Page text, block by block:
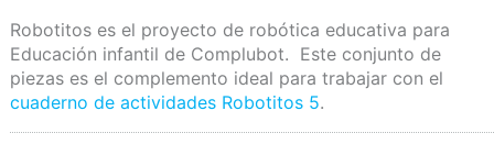
Robotitos es el proyecto de robótica educativa para
Educación infantil de Complubot. Este conjunto de
piezas es el complemento ideal para trabajar con el
cuaderno de actividades Robotitos 5.